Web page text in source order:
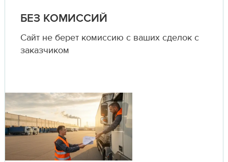
БЕЗ КОМИССИЙ
Сайт не берет комиссию с ваших сделок с
заказчиком